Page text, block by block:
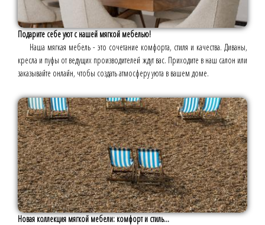
Подарите себе уют с нашей мягкой мебелью!
Наша мягкая мебель - это сочетание комфорта, стиля и качества. Диваны,
кресла и пуфы от ведущих производителей ждут вас. Приходите в наш салон или
заказывайте онлайн, чтобы создать атмосферу уюта в вашем доме.
Новая коллекция мягкой мебели: комфорт и стиль...